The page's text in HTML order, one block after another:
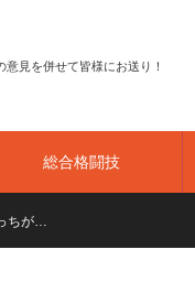
見を併せて皆様にお送り！
総合格闘技
ちが…